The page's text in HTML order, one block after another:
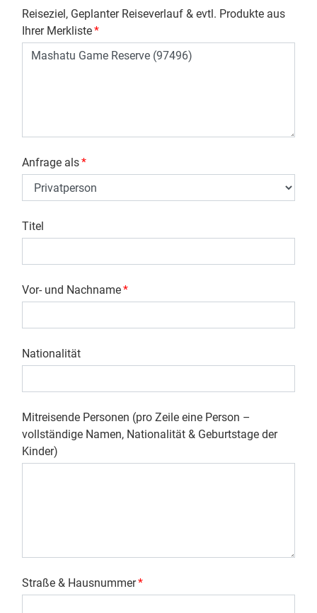
Reiseziel, Geplanter Reiseverlauf & evtl. Produkte aus
Ihrer Merkliste*
Anfrage als*
Titel
Vor- und Nachname*
Nationalität
Mitreisende Personen (pro Zeile eine Person –
vollständige Namen, Nationalität & Geburtstage der
Kinder)
Straße & Hausnummer*